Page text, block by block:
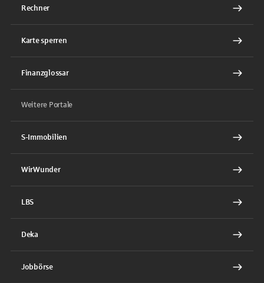
Rechner
Karte sperren
Finanzglossar
Weitere Portale
S-Immobilien
WirWunder
LBS
Deka
Jobbörse